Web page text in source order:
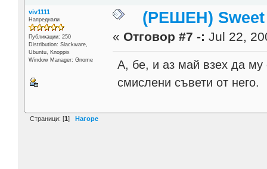
viv1111
Напреднали
Публикации: 250
Distribution: Slackware,
Ubuntu, Knoppix
Window Manager: Gnome
(РЕШЕН) Sweet
« Отговор #7 -: Jul 22,
А, бе, и аз май взех да
смислени съвети от него.
Страници: [1] Нагоре